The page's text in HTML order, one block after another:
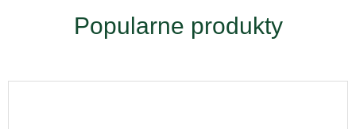
Popularne produkty